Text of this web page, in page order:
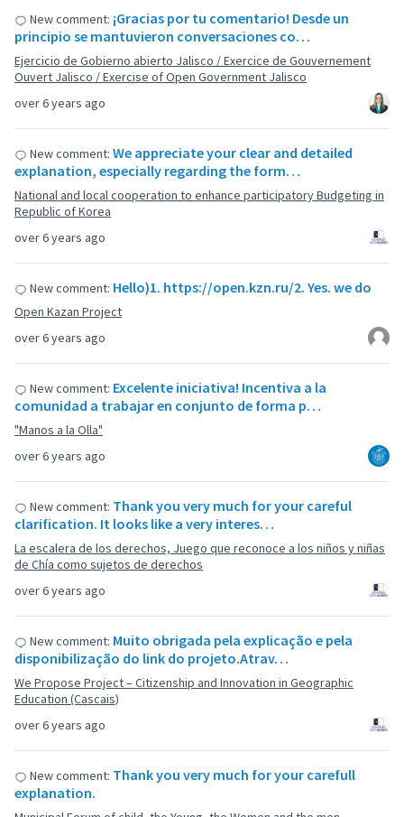
over 6 years ago
New comment: ¡Gracias por tu comentario! Desde un
principio se mantuvieron conversaciones co…
Ejercicio de Gobierno abierto Jalisco / Exercice de Gouvernement
Ouvert Jalisco / Exercise of Open Government Jalisco
over 6 years ago
New comment: We appreciate your clear and detailed
explanation, especially regarding the form…
National and local cooperation to enhance participatory Budgeting in
Republic of Korea
over 6 years ago
New comment: Hello)1. https://open.kzn.ru/2. Yes. we do
Open Kazan Project
over 6 years ago
New comment: Excelente iniciativa! Incentiva a la
comunidad a trabajar en conjunto de forma p…
"Manos a la Olla"
over 6 years ago
New comment: Thank you very much for your careful
clarification. It looks like a very interes…
La escalera de los derechos, Juego que reconoce a los niños y niñas
de Chía como sujetos de derechos
over 6 years ago
New comment: Muito obrigada pela explicação e pela
disponibilização do link do projeto.Atrav…
We Propose Project – Citizenship and Innovation in Geographic
Education (Cascais)
New comment: Thank you very much for your carefull
explanation.